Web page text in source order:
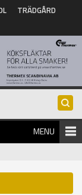
TRÄDGÅRD
MENU